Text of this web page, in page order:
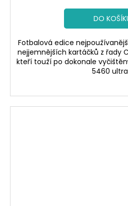
DO
Fotbalová edice
nejjemnějších kartáčků z řady
kteří touží po dokonale
5460